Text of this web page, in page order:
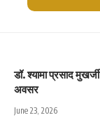
डॉ. श्यामा प्रसाद
अवसर
June 23, 2026